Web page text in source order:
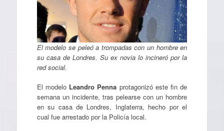
El modelo se peleó a trompadas con un hombre en
su casa de Londres. Su ex novia lo incineró por la
red social.
El modelo Leandro Penna protagonizó este fin de
semana un incidente, tras pelearse con un hombre
en su casa de Londres, Inglaterra, hecho por el
cual fue arrestado por la Policía local.